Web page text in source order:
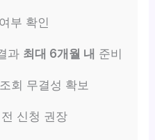
여부 확인
과 최대 6개월 내 준비
회 무결성 확보
신청 권장